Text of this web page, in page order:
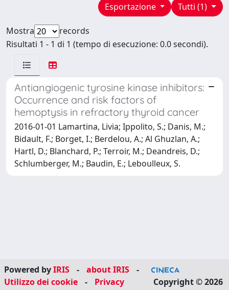
Tutti (1)
Esportazione
Mostra
records
Risultati 1 - 1 di 1 (tempo di esecuzione: 0.0 secondi).
Antiangiogenic tyrosine kinase inhibitors:
Occurrence and risk factors of
hemoptysis in refractory thyroid cancer
2016-01-01 Lamartina, Livia; Ippolito, S.; Danis, M.;
Bidault, F.; Borget, I.; Berdelou, A.; Al Ghuzlan, A.;
Hartl, D.; Blanchard, P.; Terroir, M.; Deandreis, D.;
Schlumberger, M.; Baudin, E.; Leboulleux, S.
Powered byIRIS - about IRIS
-
Utilizzo dei cookie
- Privacy Copyright © 2026